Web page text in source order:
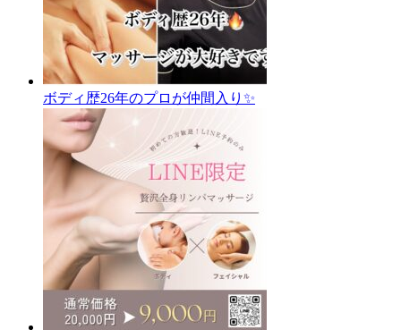
ボディ歴26年のプロが仲間入り✨